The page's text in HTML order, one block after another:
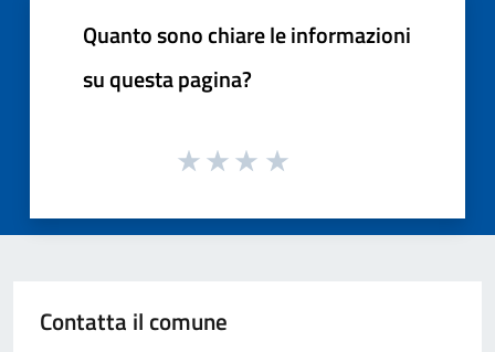
Quanto sono chiare le informazioni
su questa pagina?
Contatta il comune